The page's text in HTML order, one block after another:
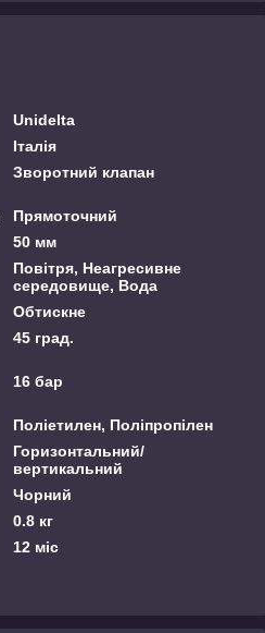
Unidelta
Італія
Зворотний клапан
Прямоточний
50 мм
Повітря, Неагресивне
середовище, Вода
Обтискне
45 град.
16 бар
Поліетилен, Поліпропілен
Горизонтальний/
вертикальний
Чорний
0.8 кг
12 міс